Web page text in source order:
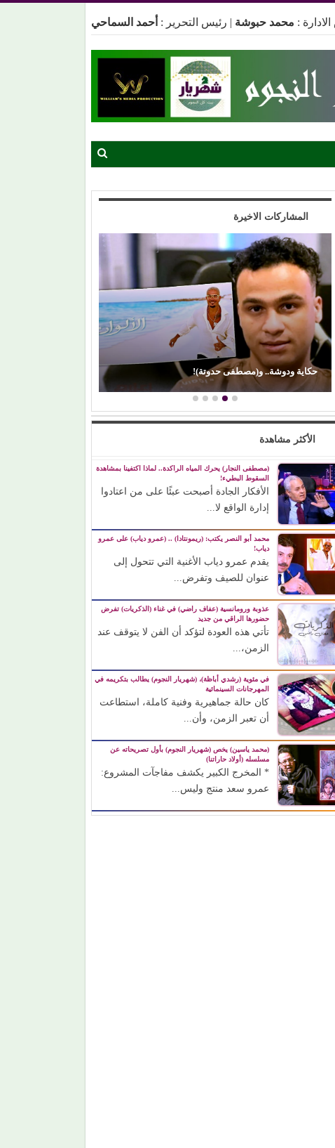
: محمد حبوشة | رئيس التحرير : أحمد السماحي
المشاركات الاخيرة
ودوشة.. و(مصطفى حدوتة)! (إيمان ذو الفقار).. (كنت
الأكثر مشاهدة
(مصطفى النجار) يحرك المياه الراكدة.. لماذا اكتفينا بمشاهدة
السقوط البطيء!
الأفكار الجادة أصبحت عبئًا على من اعتادوا
إدارة الواقع لا...
محمد أبو النصر يكتب: (ريمونتادا) .. (عمرو دياب) على عمرو
دياب!
يقدم عمرو دياب الأغنية التي تتحول إلى
عنوان للصيف وتفرض...
عذوبة ورومانسية (عفاف راضي) في غناء (الذكريات) تفرض
حضورها الراقي من جديد
تأتي هذه العودة لتؤكد أن الفن لا يتوقف عند
الزمن،...
في مئوية (رشدي أباظة)، (شهريار النجوم) يطالب بتكريمه في
المهرجانات السينمائية
كان حالة جماهيرية وفنية كاملة، استطاعت
أن تعبر الزمن، وأن...
(محمد ياسين) يخص (شهريار النجوم) بأول تصريحاته عن
مسلسله (أولاد حاراتنا)
* المخرج الكبير يكشف مفاجآت المشروع:
عمرو سعد منتج وليس...